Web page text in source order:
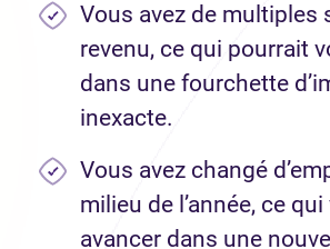
Vous avez de multiples
revenu, ce qui pourrait
dans une fourchette
inexacte.
Vous avez changé
milieu de l’année, ce
avancer dans une